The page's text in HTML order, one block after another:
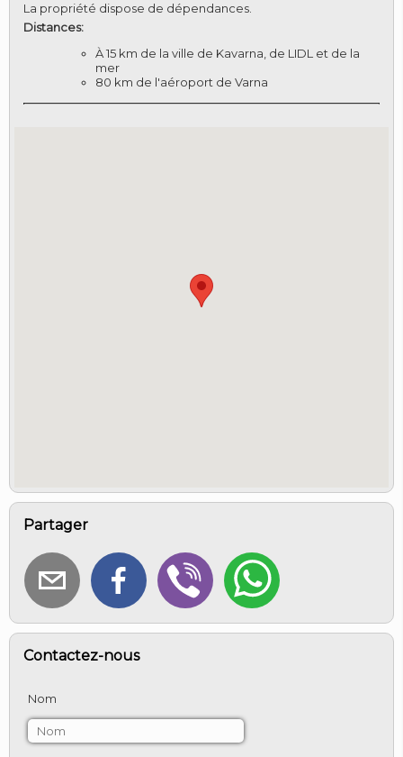
La propriété dispose de dépendances.
Distances:
À 15 km de la ville de Kavarna, de LIDL et de la
mer
80 km de l'aéroport de Varna
Partager
Contactez-nous
Nom